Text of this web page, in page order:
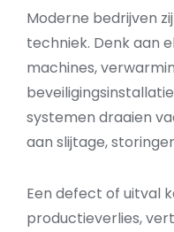
Moderne bedrijven
techniek. Denk aan
machines,
systemen draaien
aan slijtage,
Een defect of uitval
productieverlies,